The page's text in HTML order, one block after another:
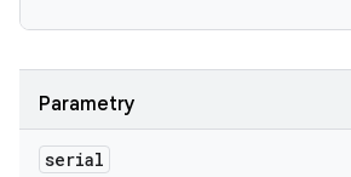
Parametry
serial